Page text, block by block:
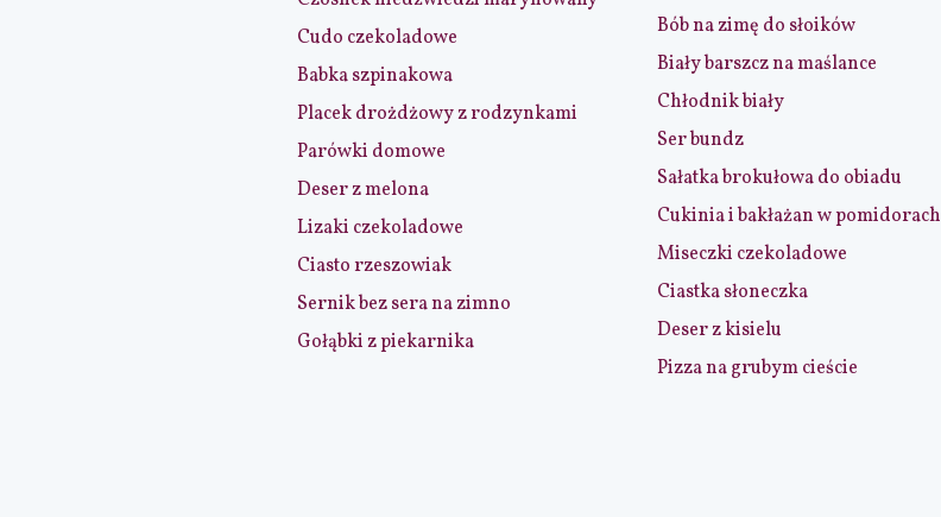
Cudo czekoladowe
Babka szpinakowa
Placek drożdżowy z rodzynkami
Parówki domowe
Deser z melona
Lizaki czekoladowe
Ciasto rzeszowiak
Sernik bez sera na zimno
Gołąbki z piekarnika
Bób na zimę do słoików
Biały barszcz na maślance
Chłodnik biały
Ser bundz
Sałatka brokułowa do obiadu
Cukinia i bakłażan w pomidorach
Miseczki czekoladowe
Ciastka słoneczka
Deser z kisielu
Pizza na grubym cieście